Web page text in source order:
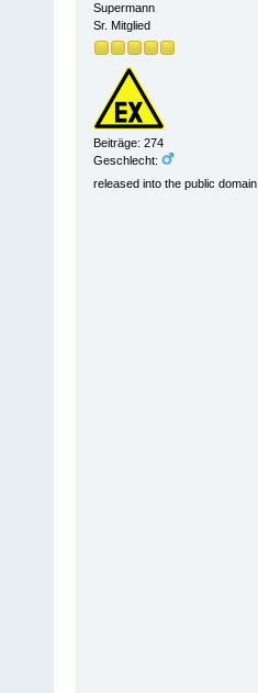
Supermann
Sr. Mitglied
Beiträge: 274
Geschlecht:
released into the public domain